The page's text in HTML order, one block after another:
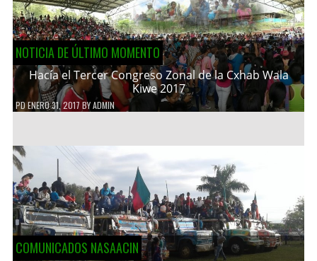
NOTICIA DE ÚLTIMO MOMENTO
Hacía el Tercer Congreso Zonal de la Cxhab Wala
Kiwe 2017
PDENERO 31, 2017 BYADMIN
COMUNICADOS NASAACIN